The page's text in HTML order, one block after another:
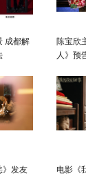
成都解
陈宝欣
人》预
》发友
电影《